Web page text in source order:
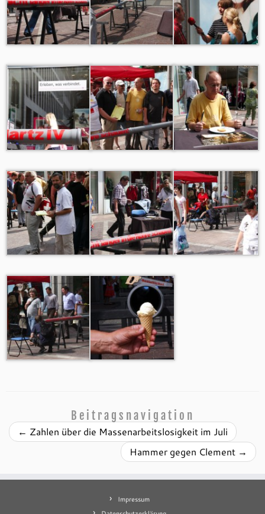
Beitragsnavigation
← Zahlen über die Massenarbeitslosigkeit im Juli
Hammer gegen Clement →
Impressum